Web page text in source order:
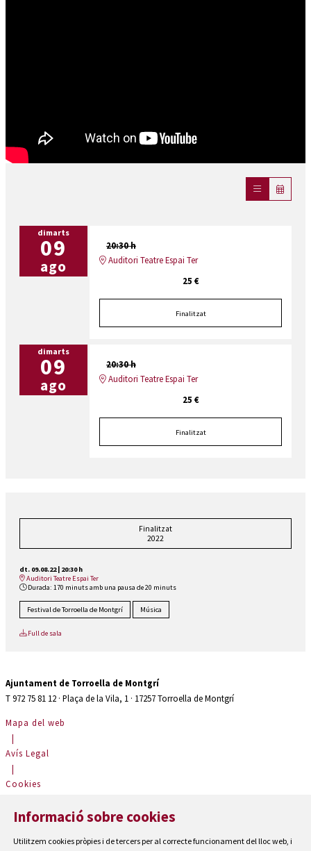
dimarts
09
ago
20:30 h
Auditori Teatre Espai Ter
25 €
Finalitzat
dimarts
09
ago
20:30 h
Auditori Teatre Espai Ter
25 €
Finalitzat
Finalitzat
2022
dt. 09.08.22| 20:30 h
Auditori Teatre Espai Ter
Durada: 170 minuts amb una pausa de 20 minuts
Festival de Torroella de Montgrí Música
Full de sala
Ajuntament de Torroella de Montgrí
T 972 75 81 12 · Plaça de la Vila, 1 · 17257 Torroella de Montgrí
Mapa del web
|
Avís Legal
|
Cookies
Contactar
Accessibilitat
Informació sobre cookies
Utilitzem cookies pròpies i de tercers per al correcte funcionament del lloc web, i